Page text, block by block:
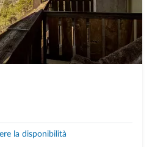
la disponibilità